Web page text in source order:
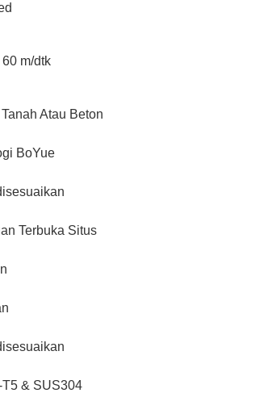
m/dtk
Atau Beton
BoYue
Terbuka Situs
& SUS304